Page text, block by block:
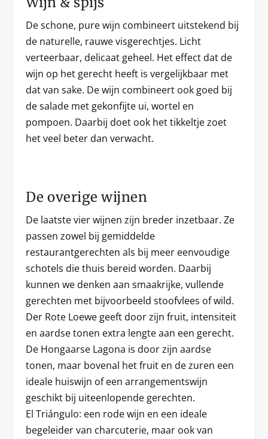
De schone, pure wijn combineert uitstekend bij
de naturelle, rauwe visgerechtjes. Licht
verteerbaar, delicaat geheel. Het effect dat de
wijn op het gerecht heeft is vergelijkbaar met
dat van sake. De wijn combineert ook goed bij
de salade met gekonfijte ui, wortel en
pompoen. Daarbij doet ook het tikkeltje zoet
het veel beter dan verwacht.
De overige wijnen
De laatste vier wijnen zijn breder inzetbaar. Ze
passen zowel bij gemiddelde
restaurantgerechten als bij meer eenvoudige
schotels die thuis bereid worden. Daarbij
kunnen we denken aan smaakrijke, vullende
gerechten met bijvoorbeeld stoofvlees of wild.
Der Rote Loewe geeft door zijn fruit, intensiteit
en aardse tonen extra lengte aan een gerecht.
De Hongaarse Lagona is door zijn aardse
tonen, maar bovenal het fruit en de zuren een
ideale huiswijn of een arrangementswijn
geschikt bij uiteenlopende gerechten.
El Triángulo: een rode wijn en een ideale
begeleider van charcuterie, maar ook van